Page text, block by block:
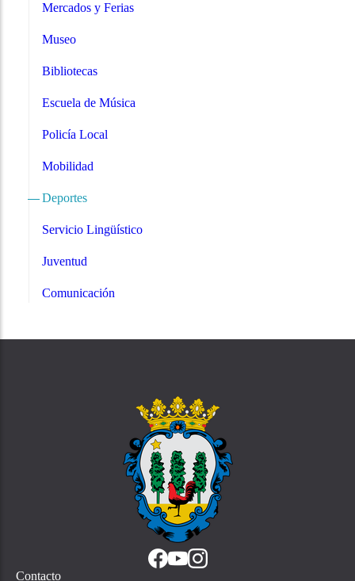
Mercados y Ferias
Museo
Bibliotecas
Escuela de Música
Policía Local
Mobilidad
Deportes
Servicio Lingüístico
Juventud
Comunicación
Contacto